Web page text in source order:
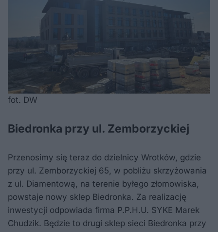
fot. DW
Biedronka przy ul. Zemborzyckiej
Przenosimy się teraz do dzielnicy Wrotków, gdzie
przy ul. Zemborzyckiej 65, w pobliżu skrzyżowania
z ul. Diamentową, na terenie byłego złomowiska,
powstaje nowy sklep Biedronka. Za realizację
inwestycji odpowiada firma P.P.H.U. SYKE Marek
Chudzik. Będzie to drugi sklep sieci Biedronka przy